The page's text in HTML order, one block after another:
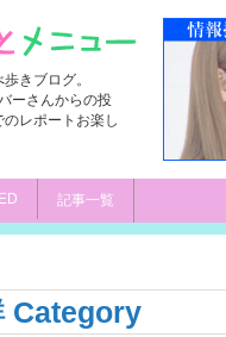
きブログ。
ーさんからの投
レポートお楽し
記事一覧
Category